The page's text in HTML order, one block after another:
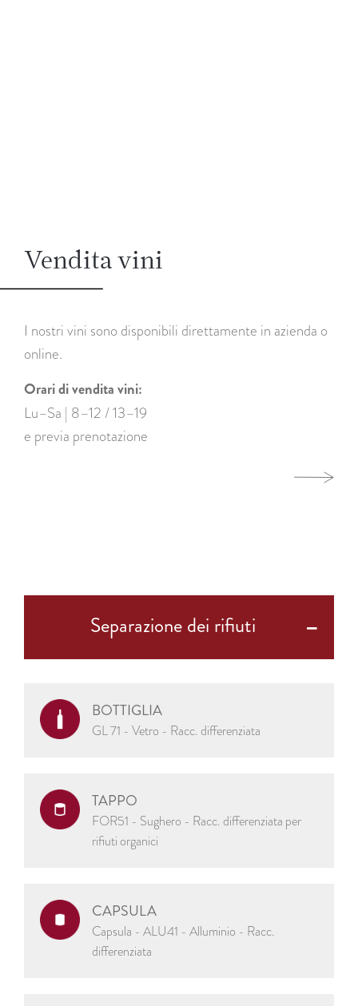
Vendita vini
I nostri vini sono disponibili direttamente in azienda o
online.
Orari di vendita vini:
Lu–Sa | 8–12 / 13–19
e previa prenotazione
Separazione dei rifiuti
BOTTIGLIA
GL 71 - Vetro - Racc. differenziata
TAPPO
FOR51 - Sughero - Racc. differenziata per
rifiuti organici
CAPSULA
Capsula - ALU41 - Alluminio - Racc.
differenziata